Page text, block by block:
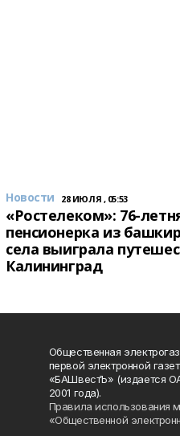
Новости 28 ИЮЛЯ , 05:53
«Ростелеком»: 76-
пенсионерка из
села выиграла
Калининград
Общественная
первой электронной
«БАШвестЪ» (издается
2001 года).
Правила использования
«Общественной